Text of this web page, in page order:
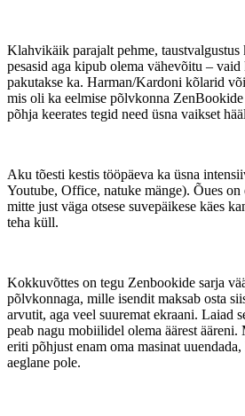
Klahvikäik parajalt pehme,
pesasid aga kipub olema vähevõitu –
pakutakse ka. Harman/Kardoni kõlarid
mis oli ka eelmise põlvkonna
põhja keerates tegid need üsna vaikset
Aku tõesti kestis tööpäeva ka üsna
Youtube, Office, natuke mänge). Õues
mitte just väga otsese suvepäikese käes
teha küll.
Kokkuvõttes on tegu Zenbookide sarja
põlvkonnaga, mille isendit maksab osta
arvutit, aga veel suuremat ekraani. Laiad
peab nagu mobiilidel olema äärest ääreni.
eriti põhjust enam oma masinat
aeglane pole.